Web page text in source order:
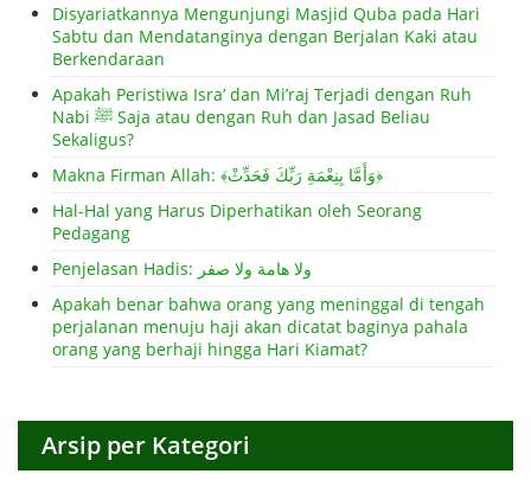
Disyariatkannya Mengunjungi Masjid Quba pada Hari
Sabtu dan Mendatanginya dengan Berjalan Kaki atau
Berkendaraan
Apakah Peristiwa Isra’ dan Mi’raj Terjadi dengan Ruh
Nabi ﷺ Saja atau dengan Ruh dan Jasad Beliau
Sekaligus?
Makna Firman Allah: ﴾وَأَمَّا بِنِعْمَةِ رَبِّكَ فَحَدِّثْ﴿
Hal-Hal yang Harus Diperhatikan oleh Seorang
Pedagang
Penjelasan Hadis: ولا هامة ولا صفر
Apakah benar bahwa orang yang meninggal di tengah
perjalanan menuju haji akan dicatat baginya pahala
orang yang berhaji hingga Hari Kiamat?
Arsip per Kategori